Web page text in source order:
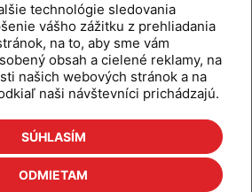
technológie sledovania
vášho zážitku z prehliadania
na to, aby sme vám
obsah a cielené reklamy, na
našich webových stránok a na
naši návštevníci prichádzajú.
SÚHLASÍM
ODMIETAM
Produkty
Odber šikovné tipy
Cenníky
Referencie
Kontakt